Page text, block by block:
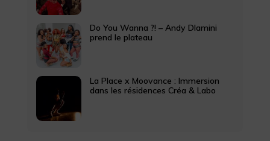
Do You Wanna ?! – Andy Dlamini
prend le plateau
La Place x Moovance : Immersion
dans les résidences Créa & Labo